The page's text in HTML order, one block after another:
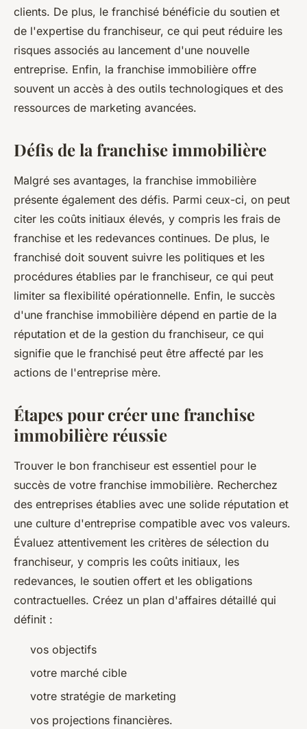
clients. De plus, le franchisé bénéficie du soutien et
de l'expertise du franchiseur, ce qui peut réduire les
risques associés au lancement d'une nouvelle
entreprise. Enfin, la franchise immobilière offre
souvent un accès à des outils technologiques et des
ressources de marketing avancées.
Défis de la franchise immobilière
Malgré ses avantages, la franchise immobilière
présente également des défis. Parmi ceux-ci, on peut
citer les coûts initiaux élevés, y compris les frais de
franchise et les redevances continues. De plus, le
franchisé doit souvent suivre les politiques et les
procédures établies par le franchiseur, ce qui peut
limiter sa flexibilité opérationnelle. Enfin, le succès
d'une franchise immobilière dépend en partie de la
réputation et de la gestion du franchiseur, ce qui
signifie que le franchisé peut être affecté par les
actions de l'entreprise mère.
Étapes pour créer une franchise
immobilière réussie
Trouver le bon franchiseur est essentiel pour le
succès de votre franchise immobilière. Recherchez
des entreprises établies avec une solide réputation et
une culture d'entreprise compatible avec vos valeurs.
Évaluez attentivement les critères de sélection du
franchiseur, y compris les coûts initiaux, les
redevances, le soutien offert et les obligations
contractuelles. Créez un plan d'affaires détaillé qui
définit :
vos objectifs
votre marché cible
votre stratégie de marketing
vos projections financières.